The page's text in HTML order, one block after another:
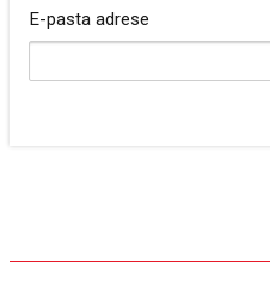
E-pasta adrese